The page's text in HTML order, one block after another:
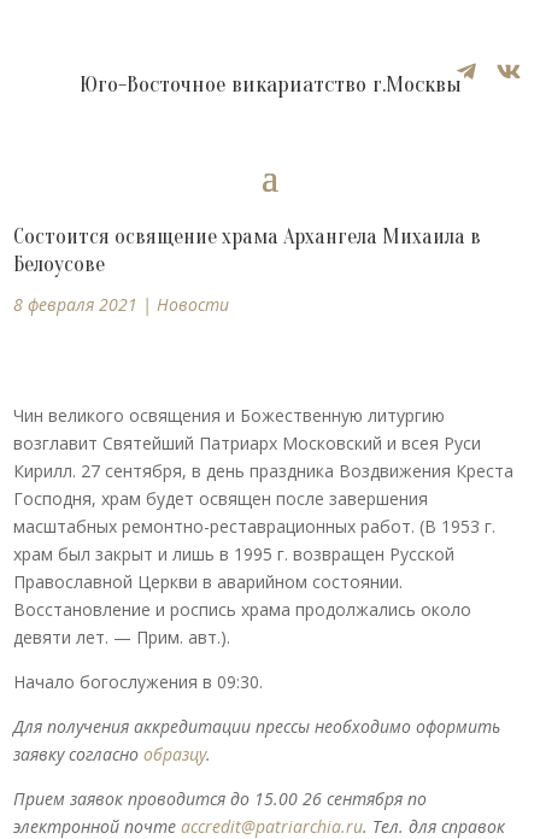
 
Юго-Восточное викариатство г.Москвы
Состоится освящение храма Архангела Михаила в
Белоусове
8 февраля 2021 |Новости
Чин великого освящения и Божественную литургию
возглавит Святейший Патриарх Московский и всея Руси
Кирилл. 27 сентября, в день праздника Воздвижения Креста
Господня, храм будет освящен после завершения
масштабных ремонтно-реставрационных работ. (В 1953 г.
храм был закрыт и лишь в 1995 г. возвращен Русской
Православной Церкви в аварийном состоянии.
Восстановление и роспись храма продолжались около
девяти лет. — Прим. авт.).
Начало богослужения в 09:30.
Для получения аккредитации прессы необходимо оформить
заявку согласнообразцу.
Прием заявок проводится до 15.00 26 сентября по
электронной почтеaccredit@patriarchia.ru. Тел. для справок